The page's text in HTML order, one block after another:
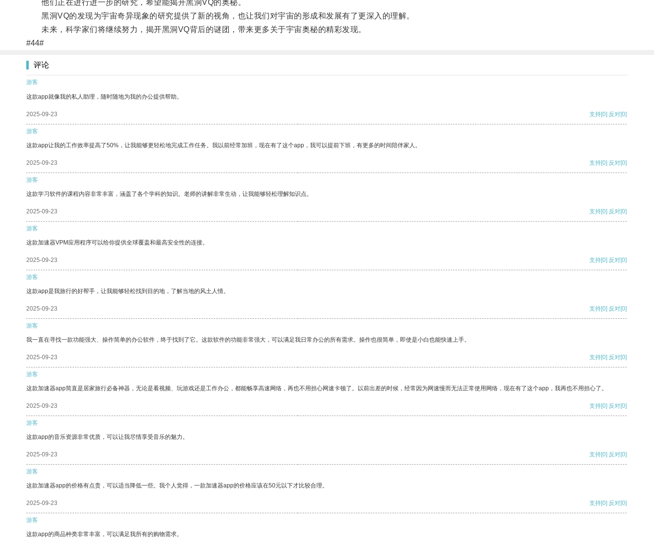
他们正在进行进一步的研究，希望能揭开黑洞VQ的奥秘。
黑洞VQ的发现为宇宙奇异现象的研究提供了新的视角，也让我们对宇宙的形成和发展有了更深入的理解。
未来，科学家们将继续努力，揭开黑洞VQ背后的谜团，带来更多关于宇宙奥秘的精彩发现。
#44#
评论
游客
这款app就像我的私人助理，随时随地为我的办公提供帮助。
2025-09-23 支持[0] 反对[0]
游客
这款app让我的工作效率提高了50%，让我能够更轻松地完成工作任务。我以前经常加班，现在有了这个app，我可以提前下班，有更多的时间陪伴家人。
2025-09-23 支持[0] 反对[0]
游客
这款学习软件的课程内容非常丰富，涵盖了各个学科的知识。老师的讲解非常生动，让我能够轻松理解知识点。
2025-09-23 支持[0] 反对[0]
游客
这款加速器VPM应用程序可以给你提供全球覆盖和最高安全性的连接。
2025-09-23 支持[0] 反对[0]
游客
这款app是我旅行的好帮手，让我能够轻松找到目的地，了解当地的风土人情。
2025-09-23 支持[0] 反对[0]
游客
我一直在寻找一款功能强大、操作简单的办公软件，终于找到了它。这款软件的功能非常强大，可以满足我日常办公的所有需求。操作也很简单，即使是小白也能快速上手。
2025-09-23 支持[0] 反对[0]
游客
这款加速器app简直是居家旅行必备神器，无论是看视频、玩游戏还是工作办公，都能畅享高速网络，再也不用担心网速卡顿了。以前出差的时候，经常因为网速慢而无法正常使用网络，现在有了这个app，我再也不用担心了。
2025-09-23 支持[0] 反对[0]
游客
这款app的音乐资源非常优质，可以让我尽情享受音乐的魅力。
2025-09-23 支持[0] 反对[0]
游客
这款加速器app的价格有点贵，可以适当降低一些。我个人觉得，一款加速器app的价格应该在50元以下才比较合理。
2025-09-23 支持[0] 反对[0]
游客
这款app的商品种类非常丰富，可以满足我所有的购物需求。